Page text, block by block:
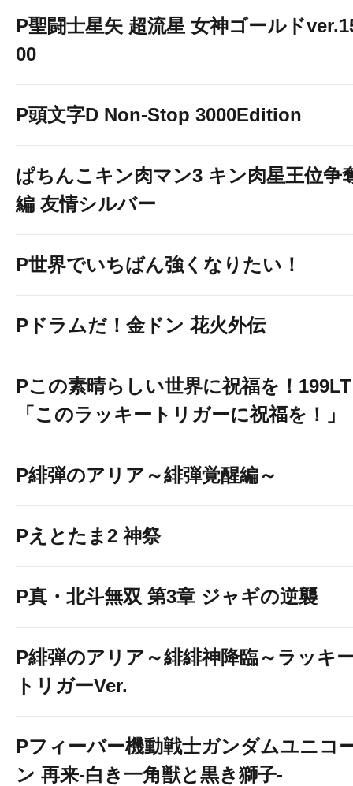
P聖闘士星矢 超流星 女神ゴールド
00
P頭文字D Non-Stop 3000Edition
ぱちんこキン肉マン3 キン肉星王位争
編 友情シルバー
P世界でいちばん強くなりたい！
Pドラムだ！金ドン 花火外伝
Pこの素晴らしい世界に祝福を！199LT
「このラッキートリガーに祝福を！」
P緋弾のアリア～緋弾覚醒編～
Pえとたま2 神祭
P真・北斗無双 第3章 ジャギの逆襲
P緋弾のアリア～緋緋神降臨～ラッキ
トリガーVer.
Pフィーバー機動戦士ガンダムユニコ
ン 再来-白き一角獣と黒き獅子-